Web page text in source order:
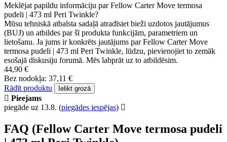
Meklējat papildu informāciju par Fellow Carter Move termosa
pudeli | 473 ml Peri Twinkle?
Mūsu tehniskā atbalsta sadaļā atradīsiet bieži uzdotos jautājumus
(BUJ) un atbildes par šī produkta funkcijām, parametriem un
lietošanu. Ja jums ir konkrēts jautājums par Fellow Carter Move
termosa pudeli | 473 ml Peri Twinkle, lūdzu, pievienojiet to zemāk
esošajā diskusiju forumā. Mēs labprāt uz to atbildēsim.
44,90 €
Bez nodokļa: 37,11 €
Rādīt produktu
Ielikt grozā
Pieejams
piegāde uz 13.8. (piegādes iespējas)
FAQ (Fellow Carter Move termosa pudeli